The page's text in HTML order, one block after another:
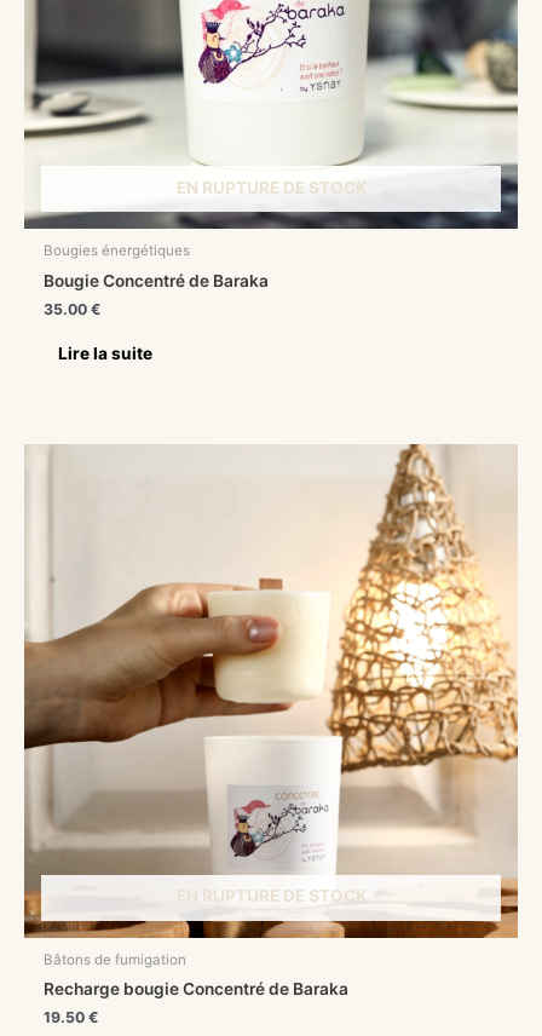
EN RUPTURE DE STOCK
Bougies énergétiques
Bougie Concentré de Baraka
35.00€
Lire la suite
EN RUPTURE DE STOCK
Bâtons de fumigation
Recharge bougie Concentré de Baraka
19.50€